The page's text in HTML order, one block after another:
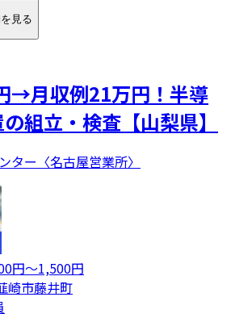
見る
→月収例21万円！半導
組立・検査【山梨県】
ター〈名古屋営業所〉
円〜1,500円
崎市藤井町